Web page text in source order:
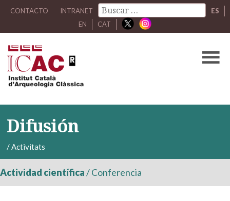
CONTACTO INTRANET
ES
EN
CAT
Difusión
/Activitats
Actividad científica/Conferencia